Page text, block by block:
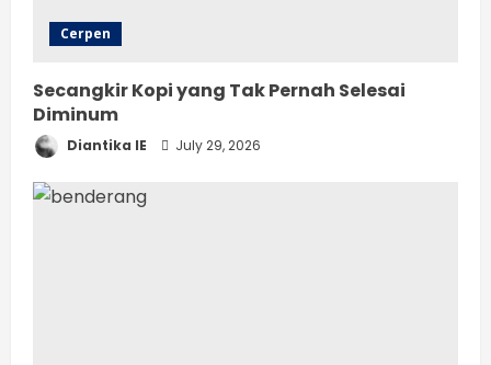
Cerpen
Secangkir Kopi yang Tak Pernah Selesai
Diminum
Diantika IE July 29, 2026